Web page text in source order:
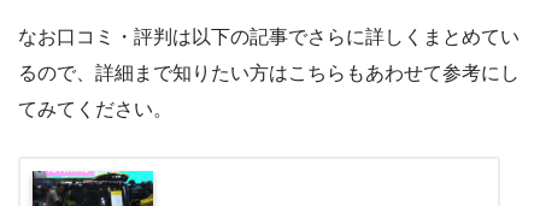
なお口コミ・評判は以下の記事でさらに詳しくまとめてい
るので、詳細まで知りたい方はこちらもあわせて参考にし
てみてください。